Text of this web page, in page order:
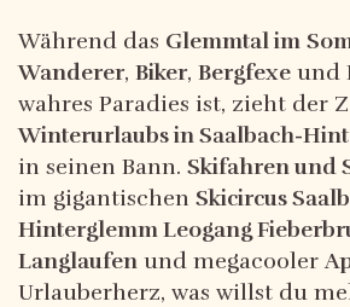
Während das Glemmtal im
Wanderer, Biker, Bergfexe und
wahres Paradies ist, zieht der
Winterurlaubs in Saalbach-
in seinen Bann. Skifahren und
im gigantischen Skicircus
Hinterglemm Leogang
Langlaufen und megacooler
Urlauberherz, was willst du